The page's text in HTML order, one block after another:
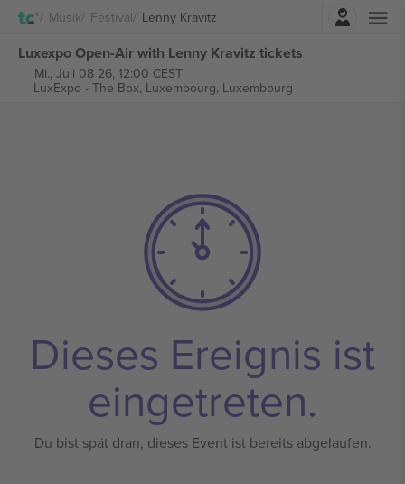
Musik Festival Lenny Kravitz
Luxexpo Open-Air with Lenny Kravitz tickets
Mi., Juli 08 26, 12:00 CEST
LuxExpo - The Box, Luxembourg, Luxembourg
Dieses Ereignis ist
eingetreten.
Du bist spät dran, dieses Event ist bereits abgelaufen.